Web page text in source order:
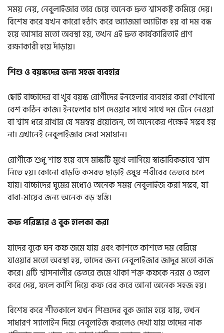
সময় নেয়, নেবুলাইজার তার চেয়ে অনেক দ্রুত শ্বাসকষ্ট কমিয়ে দেয়।
বিশেষ করে যখন কারো হঠাৎ করে অ্যাজমা অ্যাটাক হয় বা দম বন্ধ
হয়ে আসার মতো অবস্থা হয়, তখন এই দ্রুত কার্যকারিতাই প্রাণ
রক্ষাকারী হয়ে দাঁড়ায়।
শিশু ও বয়স্কদের জন্য সহজ ব্যবহার
ছোট বাচ্চাদের বা খুব বয়স্ক রোগীদের ইনহেলার ব্যবহার করা শেখানো
বেশ কঠিন কাজ। ইনহেলার চাপ দেওয়ার সাথে সাথে দম টেনে নেওয়া
বা শ্বাস ধরে রাখার যে সমন্বয় প্রয়োজন, তা অনেকের পক্ষেই সম্ভব হয়
না। এখানেই নেবুলাইজার সেরা সমাধান।
রোগীকে শুধু শান্ত হয়ে বসে মাস্কটি মুখে লাগিয়ে স্বাভাবিকভাবে শ্বাস
নিতে হয়। কোনো বাড়তি কসরত ছাড়াই ওষুধ শরীরের ভেতরে চলে
যায়। বাচ্চাদের ঘুমের মধ্যেও অনেক সময় নেবুলাইজ করা সম্ভব, যা
বাবা-মায়ের জন্য অনেক বড় স্বস্তি।
কফ পরিষ্কার ও বুক হালকা করা
যাদের বুকে ঘন কফ জমে যায় এবং কাশতে কাশতে দম বেরিয়ে
যাওয়ার মতো অবস্থা হয়, তাদের জন্য নেবুলাইজার জাদুর মতো কাজ
করে। এটি শ্বাসনালীর ভেতরে জমে থাকা শক্ত কফকে নরম ও তরল
করে দেয়, ফলে কাশি দিয়ে কফ বের করে আনা অনেক সহজ হয়।
বিশেষ করে শীতকালে যখন শিশুদের বুক জ্যাম হয়ে যায়, তখন
সাধারণ স্যালাইন দিয়ে নেবুলাইজ করলেও দেখা যায় তাদের নাক